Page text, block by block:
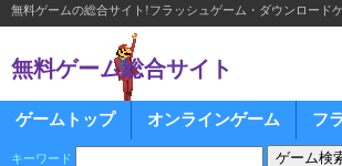
無料ゲームの総合サイト!フラッシュゲーム・ダウンロード
無料ゲーム総合サイト
ゲームトップ オンラインゲーム フ
キーワード